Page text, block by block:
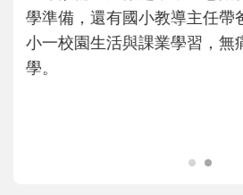
大。從給予安全感的肢體遊
主、角色認同及解決問題的
正嘗試用不同的模樣，參與